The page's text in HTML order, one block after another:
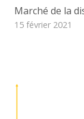
Marché de la
15 février 2021